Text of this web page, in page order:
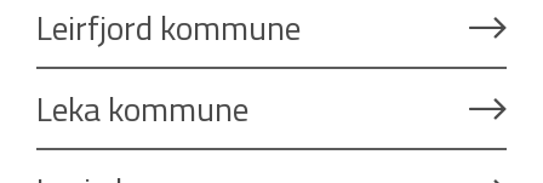
Leirfjord kommune
Leka kommune